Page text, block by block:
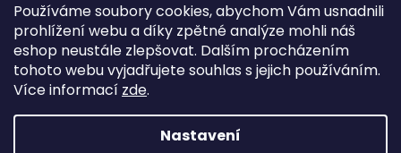
Používáme soubory cookies, abychom Vám usnadnili
prohlížení webu a díky zpětné analýze mohli náš
eshop neustále zlepšovat. Dalším procházením
tohoto webu vyjadřujete souhlas s jejich používáním.
Více informací zde.
Nastavení